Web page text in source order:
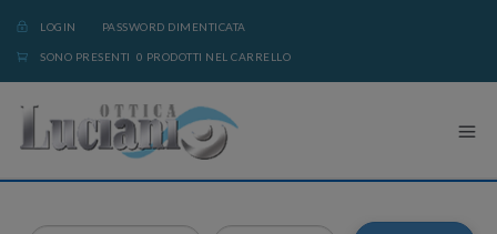
LOGIN PASSWORD DIMENTICATA
SONO PRESENTI 0 PRODOTTI NEL CARRELLO